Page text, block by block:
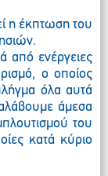
η έκπτωση του
από ενέργειες
ο οποίος
όλα αυτά
άμεσα
του
κατά κύριο